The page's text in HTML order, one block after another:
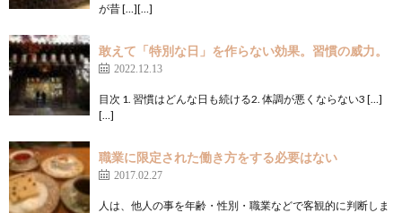
が昔 […][…]
敢えて「特別な日」を作らない効果。習慣の威力。
2022.12.13
目次 1. 習慣はどんな日も続ける2. 体調が悪くならない3 […]
[…]
職業に限定された働き方をする必要はない
2017.02.27
人は、他人の事を年齢・性別・職業などで客観的に判断しま